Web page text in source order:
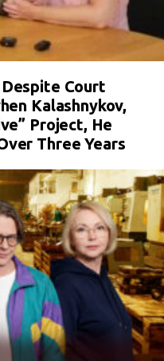
Court
Kalashnykov,
Project, He
Three Years